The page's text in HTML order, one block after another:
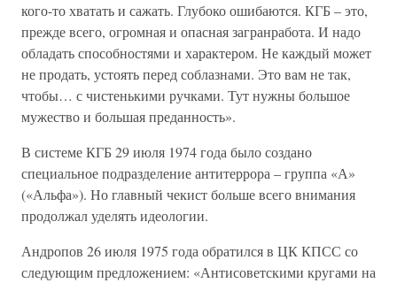
кого-то хватать и сажать. Глубоко ошибаются. КГБ – это,
прежде всего, огромная и опасная загранработа. И надо
обладать способностями и характером. Не каждый может
не продать, устоять перед соблазнами. Это вам не так,
чтобы… с чистенькими ручками. Тут нужны большое
мужество и большая преданность».
В системе КГБ 29 июля 1974 года было создано
специальное подразделение антитеррора – группа «А»
(«Альфа»). Но главный чекист больше всего внимания
продолжал уделять идеологии.
Андропов 26 июля 1975 года обратился в ЦК КПСС со
следующим предложением: «Антисоветскими кругами на